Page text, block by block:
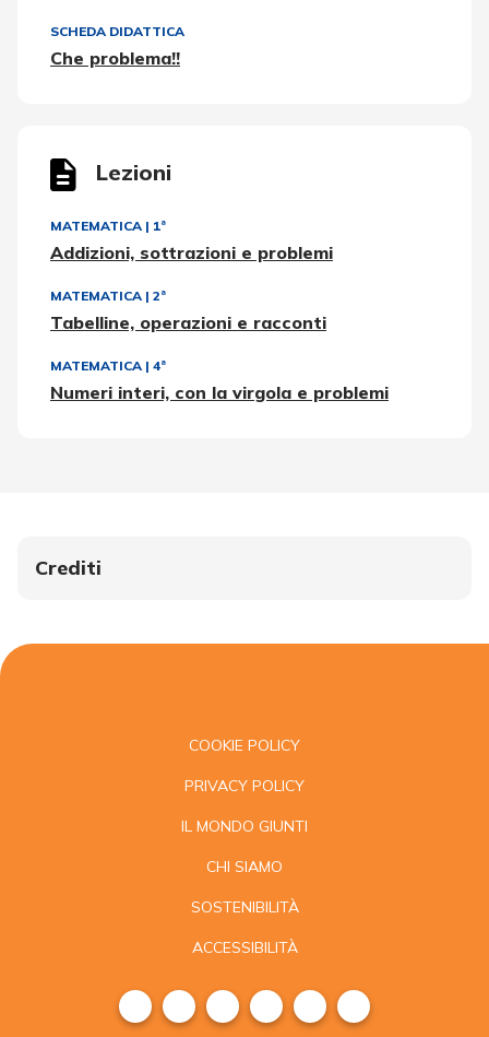
SCHEDA DIDATTICA
Che problema!!
Lezioni
MATEMATICA | 1ª
Addizioni, sottrazioni e problemi
MATEMATICA | 2ª
Tabelline, operazioni e racconti
MATEMATICA | 4ª
Numeri interi, con la virgola e problemi
Crediti
COOKIE POLICY
PRIVACY POLICY
IL MONDO GIUNTI
CHI SIAMO
SOSTENIBILITÀ
ACCESSIBILITÀ